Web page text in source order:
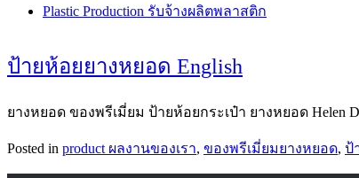
Plastic Production รับจ้างผลิตพลาสติก
ป้ายห้อยยางหยอด English
ยางหยอด ของพรีเมี่ยม ป้ายห้อยกระเป๋า ยางหยอด Helen
Posted in product ผลงานของเรา, ของพรีเมี่ยมยางหยอด, ป้